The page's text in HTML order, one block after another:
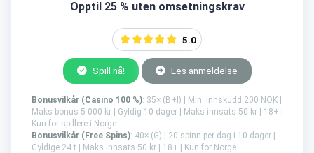
Opptil 25 % uten omsetningskrav
5.0
Spill nå! Les anmeldelse
Bonusvilkår (Casino 100 %): 35× (B+I) | Min. innskudd 200 NOK |
Maks bonus 5 000 kr | Gyldig 10 dager | Maks innsats 50 kr | 18+ |
Kun for spillere i Norge.
Bonusvilkår (Free Spins): 40× (G) | 20 spinn per dag i 10 dager |
Gyldige 24 t | Maks innsats 50 kr | 18+ | Kun for Norge.